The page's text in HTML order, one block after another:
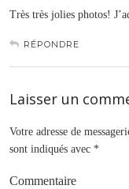
Très très jolies photos!
RÉPONDRE
Laisser un
Votre adresse de
sont indiqués avec *
Commentaire